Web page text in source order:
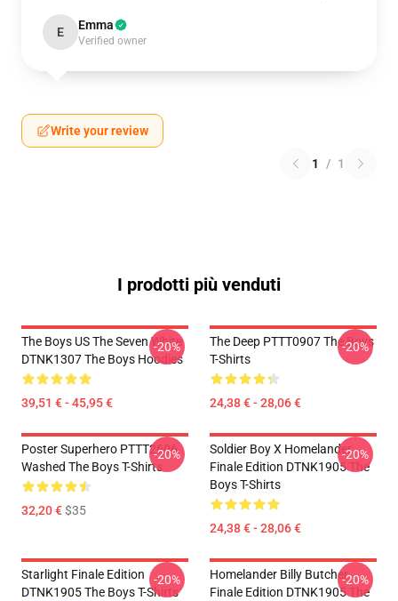
E Emma
Verified owner
Write your review
1 / 1
I prodotti più venduti
The Boys US The Seven White
DTNK1307 The Boys Hoodies
39,51 € - 45,95 €
-20%
The Deep PTTT0907 The Boys
T-Shirts
24,38 € - 28,06 €
-20%
Poster Superhero PTTT2606
Washed The Boys T-Shirts
32,20 €$35
-20%
Soldier Boy X Homelander
Finale Edition DTNK1905 The
Boys T-Shirts
24,38 € - 28,06 €
-20%
Starlight Finale Edition
DTNK1905 The Boys T-Shirts
-20%
Homelander Billy Butcher
Finale Edition DTNK1905 The
-20%